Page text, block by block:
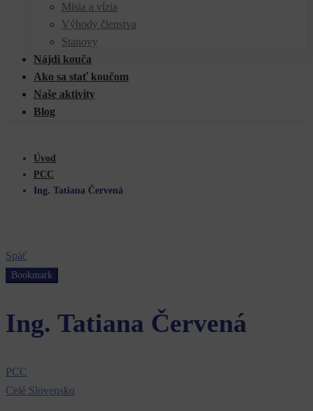
Misia a vízia
Výhody členstva
Stanovy
Nájdi kouča
Ako sa stať koučom
Naše aktivity
Blog
Úvod
PCC
Ing. Tatiana Červená
Späť
Bookmark
Ing. Tatiana Červená
PCC
Celé Slovensko